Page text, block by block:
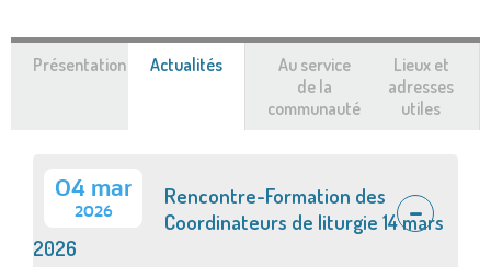
Présentation Actualités
Au service
de la
communauté
Lieux et
adresses
utiles
04 mar
2026
Rencontre-Formation des
Coordinateurs de liturgie 14 mars
2026